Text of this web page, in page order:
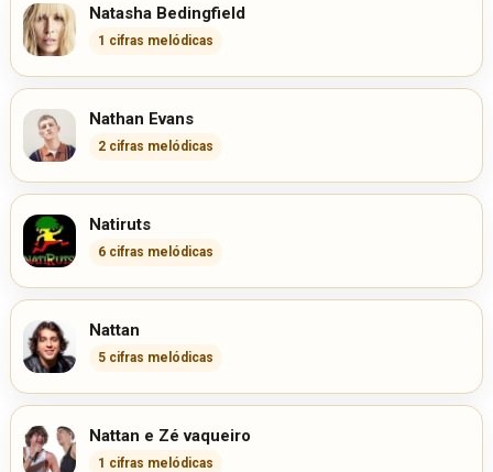
Natasha Bedingfield
1 cifras melódicas
Nathan Evans
2 cifras melódicas
Natiruts
6 cifras melódicas
Nattan
5 cifras melódicas
Nattan e Zé vaqueiro
1 cifras melódicas